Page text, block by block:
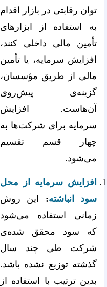
توان رقابتی در بازار اقدام
به استفاده از ابزارهای
تأمین مالی داخلی کنند،
افزایش سرمایه، یا تأمین
مالی از طریق مؤسسان،
گزینه‌ی پیشِ‌‌‌‌‌‌‌‌‌‌‌‌‌‌‌‌‌‌‌‌‌‌‌‌‌‌‌‌‌‌‌‌‌‌‌‌‌‌‌‌‌‌‌‌‌‌‌‌‌‌‌‌‌‌‌‌‌‌‌‌‌‌‌‌روی
آن‌هاست. افزایش
سرمایه برای شرکت‌ها به
چهار قسم تقسیم
می‌شود.
افزایش سرمایه از محل
سود انباشته: این روش
زمانی استفاده می‌شود
که سود محقق شده‌‌‌‌‌‌‌‌‌‌‌‌‌‌‌‌‌‌‌‌‌‌‌‌‌‌‌‌‌‌‌‌‌‌‌‌‌‌‌‌‌‌‌‌‌‌‌‌‌‌‌‌‌‌‌‌‌‌‌‌‌‌‌‌ی
شرکت طی چند سال
گذشته توزیع نشده باشد.
بدین ترتیب با استفاده از